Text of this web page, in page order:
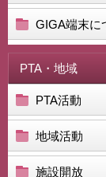
GIGA端末に
PTA・地域
PTA活動
地域活動
施設開放